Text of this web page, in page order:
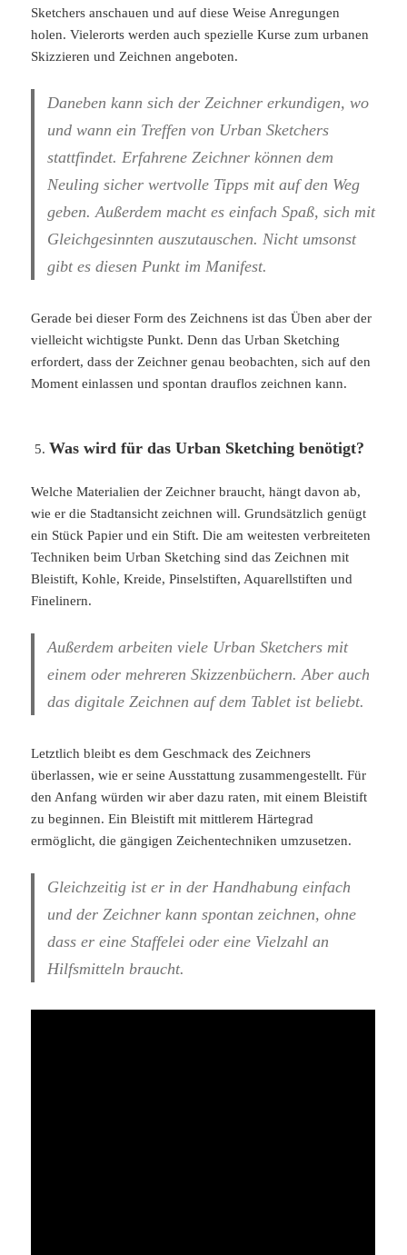
Sketchers anschauen und auf diese Weise Anregungen
holen. Vielerorts werden auch spezielle Kurse zum urbanen
Skizzieren und Zeichnen angeboten.
Daneben kann sich der Zeichner erkundigen, wo
und wann ein Treffen von Urban Sketchers
stattfindet. Erfahrene Zeichner können dem
Neuling sicher wertvolle Tipps mit auf den Weg
geben. Außerdem macht es einfach Spaß, sich mit
Gleichgesinnten auszutauschen. Nicht umsonst
gibt es diesen Punkt im Manifest.
Gerade bei dieser Form des Zeichnens ist das Üben aber der
vielleicht wichtigste Punkt. Denn das Urban Sketching
erfordert, dass der Zeichner genau beobachten, sich auf den
Moment einlassen und spontan drauflos zeichnen kann.
Was wird für das Urban Sketching benötigt?
Welche Materialien der Zeichner braucht, hängt davon ab,
wie er die Stadtansicht zeichnen will. Grundsätzlich genügt
ein Stück Papier und ein Stift. Die am weitesten verbreiteten
Techniken beim Urban Sketching sind das Zeichnen mit
Bleistift, Kohle, Kreide, Pinselstiften, Aquarellstiften und
Finelinern.
Außerdem arbeiten viele Urban Sketchers mit
einem oder mehreren Skizzenbüchern. Aber auch
das digitale Zeichnen auf dem Tablet ist beliebt.
Letztlich bleibt es dem Geschmack des Zeichners
überlassen, wie er seine Ausstattung zusammengestellt. Für
den Anfang würden wir aber dazu raten, mit einem Bleistift
zu beginnen. Ein Bleistift mit mittlerem Härtegrad
ermöglicht, die gängigen Zeichentechniken umzusetzen.
Gleichzeitig ist er in der Handhabung einfach
und der Zeichner kann spontan zeichnen, ohne
dass er eine Staffelei oder eine Vielzahl an
Hilfsmitteln braucht.